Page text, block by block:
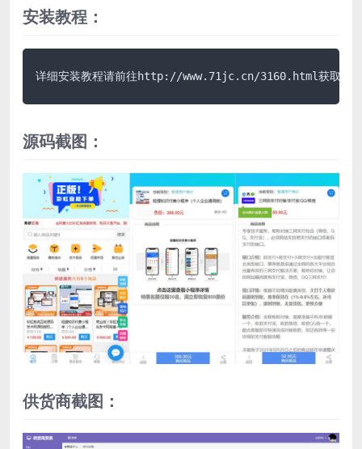
安装教程：
详细安装教程请前往http://www.71jc.cn/3160.html获取说
源码截图：
供货商截图：